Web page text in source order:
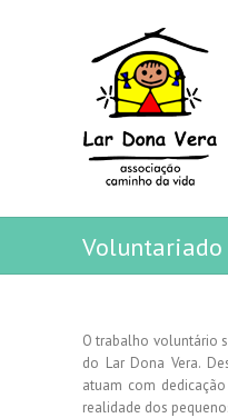
Voluntariado
O trabalho voluntário
do Lar Dona Vera.
atuam com
realidade dos